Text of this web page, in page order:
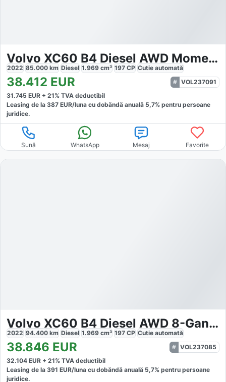
Volvo XC60 B4 Diesel AWD Momentum Pro
2022 85.000 km Diesel 1.969 cm³ 197 CP Cutie automată
38.412 EUR
VOL237091
31.745 EUR + 21% TVA deductibil
Leasing de la 387 EUR/luna cu dobăndă anuală 5,7% pentru persoane
juridice.
Sună WhatsApp Mesaj Favorite
Volvo XC60 B4 Diesel AWD 8-Gang R Design
2022 94.400 km Diesel 1.969 cm³ 197 CP Cutie automată
38.846 EUR
VOL237085
32.104 EUR + 21% TVA deductibil
Leasing de la 391 EUR/luna cu dobăndă anuală 5,7% pentru persoane
juridice.